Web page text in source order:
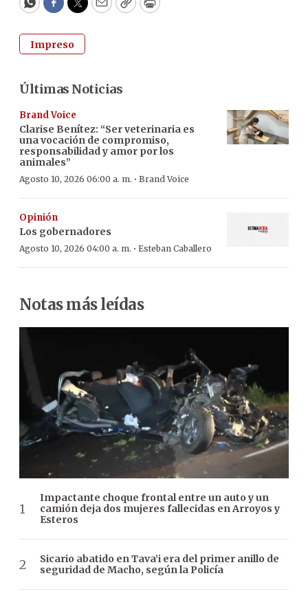
WhatsApp
Facebook
Twitter
EmailCopyPrint
Impreso
Últimas Noticias
Brand Voice
Clarise Benítez: “Ser veterinaria es
una vocación de compromiso,
responsabilidad y amor por los
animales”
Agosto 10, 2026 06:00 a. m. · Brand Voice
Opinión
Los gobernadores
Agosto 10, 2026 04:00 a. m. · Esteban Caballero
Notas más leídas
Impactante choque frontal entre un auto y un
camión deja dos mujeres fallecidas en Arroyos y
Esteros
Sicario abatido en Tava’i era del primer anillo de
seguridad de Macho, según la Policía